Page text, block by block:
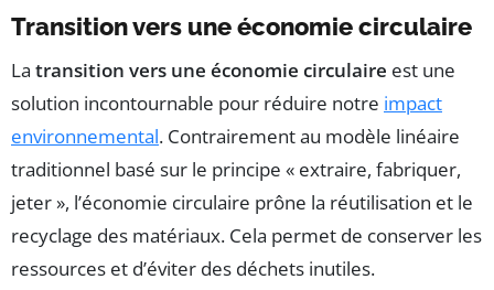
Transition vers une économie circulaire
La transition vers une économie circulaire est une
solution incontournable pour réduire notre impact
environnemental. Contrairement au modèle linéaire
traditionnel basé sur le principe « extraire, fabriquer,
jeter », l’économie circulaire prône la réutilisation et le
recyclage des matériaux. Cela permet de conserver les
ressources et d’éviter des déchets inutiles.